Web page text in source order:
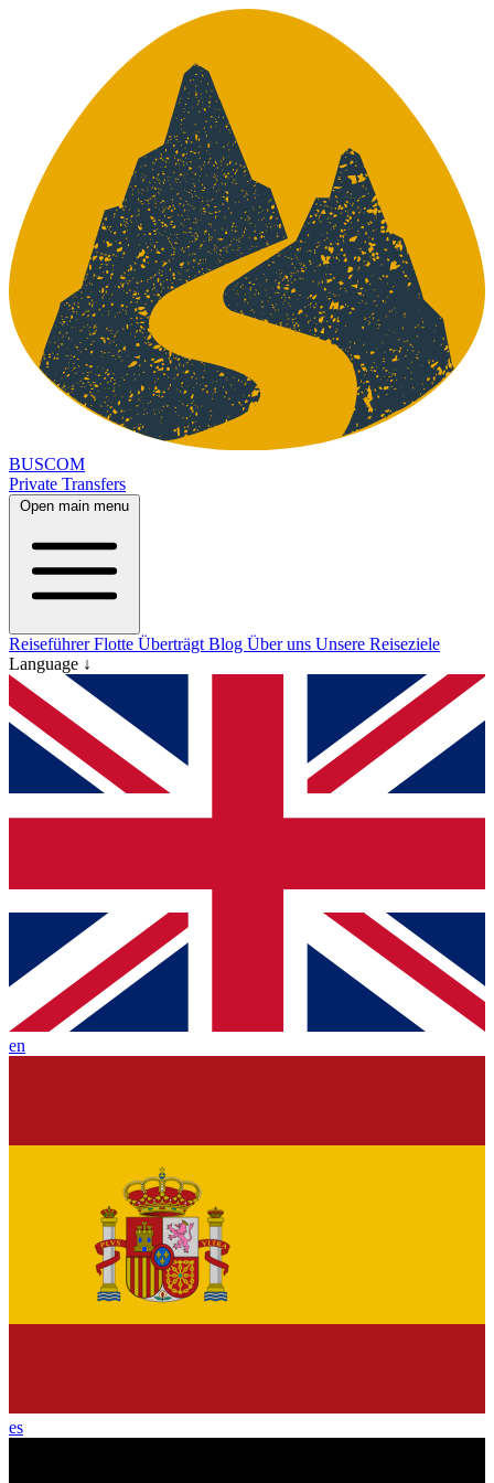
BUSCOM
Private Transfers
Open main menu
ReiseführerFlotte Überträgt Blog Über uns Unsere Reiseziele
Language ↓
en
es